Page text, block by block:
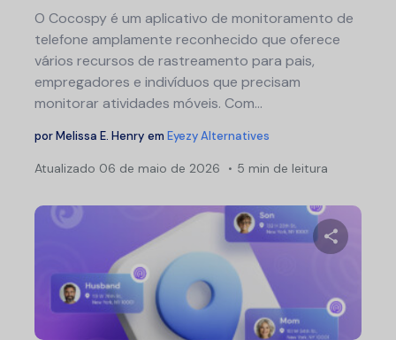
O Cocospy é um aplicativo de monitoramento de
telefone amplamente reconhecido que oferece
vários recursos de rastreamento para pais,
empregadores e indivíduos que precisam
monitorar atividades móveis. Com...
porMelissa E. Henry em Eyezy Alternatives
Atualizado 06 de maio de 2026 5 min de leitura